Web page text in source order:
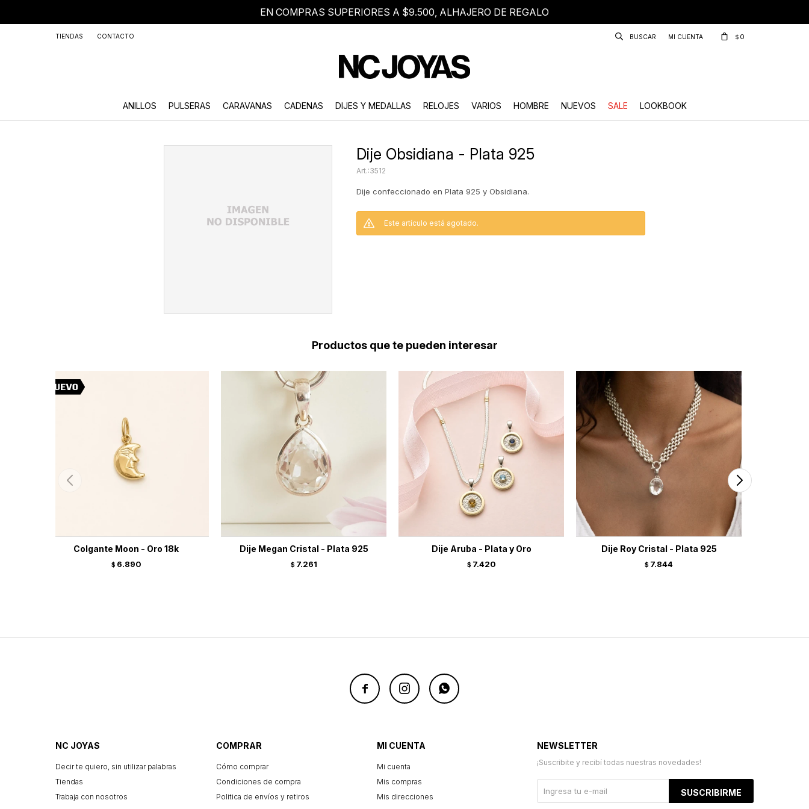
EN COMPRAS SUPERIORES A $9.500, ALHAJERO DE REGALO
ANILLOS PULSERAS CARAVANAS CADENAS DIJES Y MEDALLAS RELOJES VARIOS HOMBRE NUEVOS SALE LOOKBOOK
$ 0
TIENDAS CONTACTO
Dije Obsidiana - Plata 925
3512
Dije confeccionado en Plata 925 y Obsidiana.
Este artículo está agotado.
Productos que te pueden interesar
Colgante Moon - Oro 18k
$ 6.890
Dije Megan Cristal - Plata 925
$ 7.261
Dije Aruba - Plata y Oro
$ 7.420
Dije Roy Cristal - Plata 925
$ 7.844
  
NC JOYAS
Decir te quiero, sin utilizar palabras
Tiendas
Trabaja con nosotros
COMPRAR
Cómo comprar
Condiciones de compra
Politica de envíos y retiros
MI CUENTA
Mi cuenta
Mis compras
Mis direcciones
NEWSLETTER
¡Suscribite y recibí todas nuestras novedades!
SUSCRIBIRME